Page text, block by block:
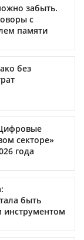
забыть.
с
памяти
без
секторе»
года
быть
инструментом